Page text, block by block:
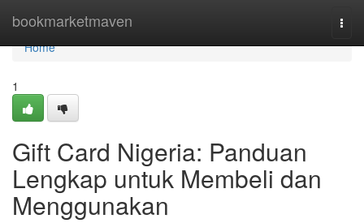
bookmarketmaven
Home
Home
1
Gift Card Nigeria: Panduan
Lengkap untuk Membeli dan
Menggunakan